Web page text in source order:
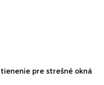
pre strešné okná